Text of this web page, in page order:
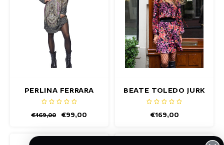
PERLINA FERRARA
JURK
€169,00 €99,00
BEATE TOLEDO JURK
€169,00